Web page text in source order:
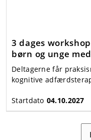
3 dages
børn og unge
Deltagerne får
kognitive
på til at identificere
Startdato 04.10.2027